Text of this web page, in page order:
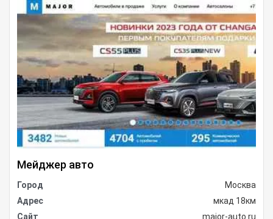
Мейджер авто
Город
Москва
Адрес
мкад 18км
Сайт
major-auto.ru